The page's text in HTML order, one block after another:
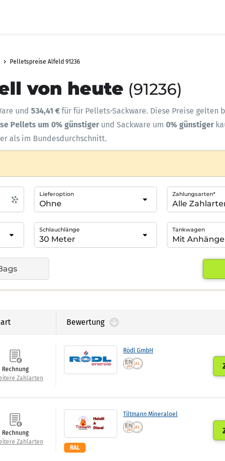
Pelletspreise Alfeld 91236
von heute (91236)
und 534,41 € für für Pellets-Sackware. Diese Preise gelten
Pellets um 0% günstiger und Sackware um 0% günstiger
als im Bundesdurchschnitt.
Lieferoption Zahlungsarten*
Schlauchlänge Tankwagen
Bewertung
Rödl GmbH
Rechnung
Zahlarten
Tiltmann Mineraloel
RAL
Rechnung
Zahlarten